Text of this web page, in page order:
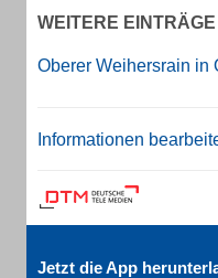
WEITERE EINTRÄGE
Oberer Weihersrain in
Informationen
Jetzt die App